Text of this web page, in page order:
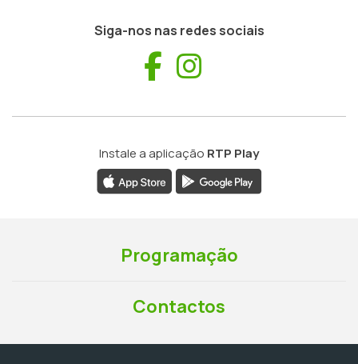
Siga-nos nas redes sociais
Facebook
Instale a aplicação RTP Play
Programação
Contactos